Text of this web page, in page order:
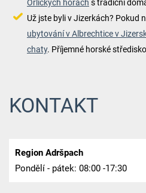
Orlických horách s tradiční
Už jste byli v Jizerkách? Pokud
ubytování v Albrechtice v
chaty. Příjemné horské
KONTAKT
Region Adršpach
Pondělí - pátek: 08:00 -17:30